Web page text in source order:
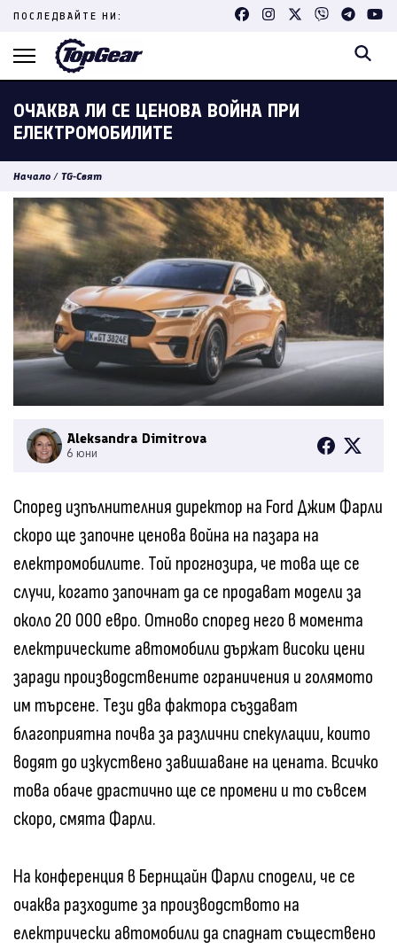
Skip
content
ПОСЛЕДВАЙТЕ НИ:
ОЧАКВА ЛИ СЕ ЦЕНОВА ВОЙНА ПРИ
ЕЛЕКТРОМОБИЛИТЕ
Начало / TG-Свят
Aleksandra Dimitrova
6 юни
Според изпълнителния директор на Ford Джим Фарли
скоро ще започне ценова война на пазара на
електромобилите. Той прогнозира, че това ще се
случи, когато започнат да се продават модели за
около 20 000 евро. Отново според него в момента
електрическите автомобили държат високи цени
заради производствените ограничения и голямото
им търсене. Тези два фактора създават
благоприятна почва за различни спекулации, които
водят до изкуствено завишаване на цената. Всичко
това обаче драстично ще се промени и то съвсем
скоро, смята Фарли.
На конференция в Бернщайн Фарли сподели, че се
очаква разходите за производството на
електрически автомобили да спаднат съществено